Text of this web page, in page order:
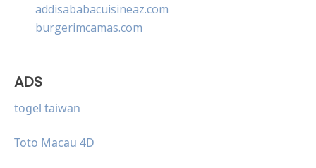
addisababacuisineaz.com
burgerimcamas.com
ADS
togel taiwan
Toto Macau 4D